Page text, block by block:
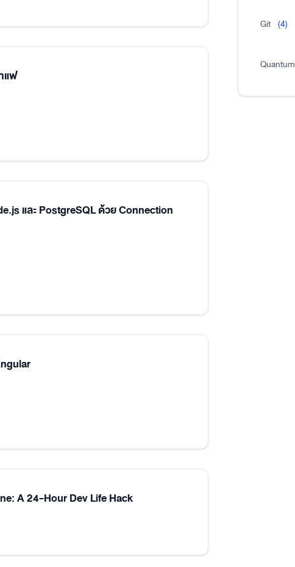
แฟ
และ PostgreSQL ด้วย Connection
A 24-Hour Dev Life Hack
Git (4)
Quantum